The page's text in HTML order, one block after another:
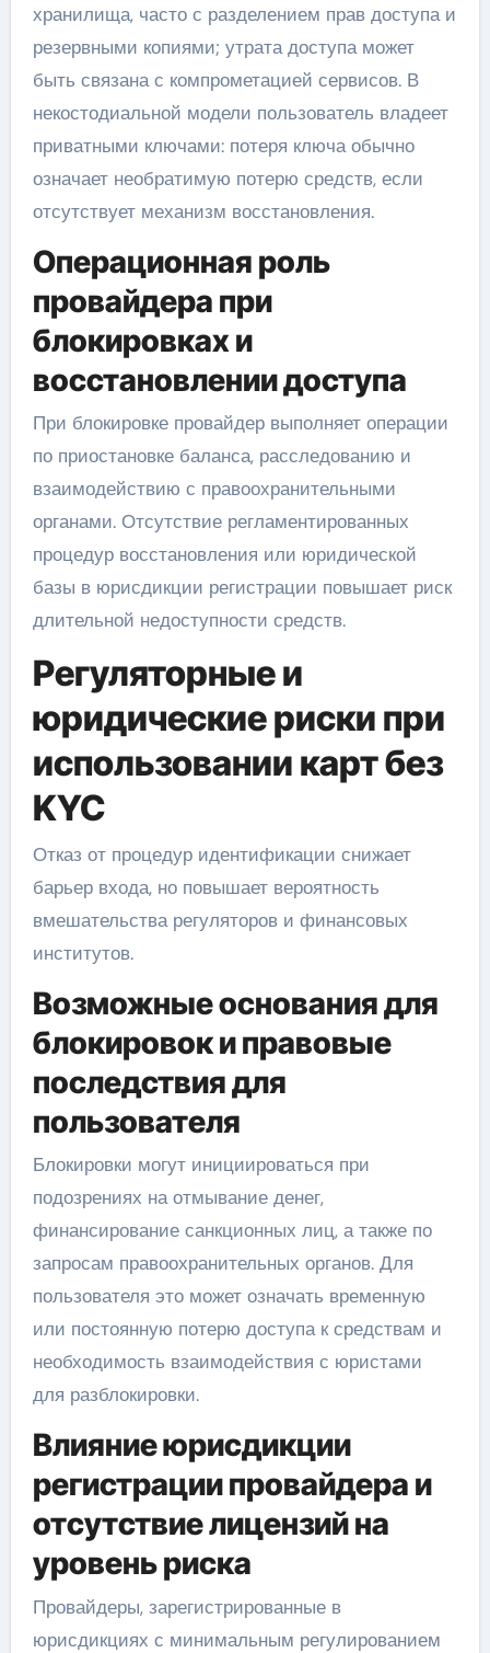
хранилища, часто с разделением прав доступа и
резервными копиями; утрата доступа может
быть связана с компрометацией сервисов. В
некостодиальной модели пользователь владеет
приватными ключами: потеря ключа обычно
означает необратимую потерю средств, если
отсутствует механизм восстановления.
Операционная роль
провайдера при
блокировках и
восстановлении доступа
При блокировке провайдер выполняет операции
по приостановке баланса, расследованию и
взаимодействию с правоохранительными
органами. Отсутствие регламентированных
процедур восстановления или юридической
базы в юрисдикции регистрации повышает риск
длительной недоступности средств.
Регуляторные и
юридические риски при
использовании карт без
KYC
Отказ от процедур идентификации снижает
барьер входа, но повышает вероятность
вмешательства регуляторов и финансовых
институтов.
Возможные основания для
блокировок и правовые
последствия для
пользователя
Блокировки могут инициироваться при
подозрениях на отмывание денег,
финансирование санкционных лиц, а также по
запросам правоохранительных органов. Для
пользователя это может означать временную
или постоянную потерю доступа к средствам и
необходимость взаимодействия с юристами
для разблокировки.
Влияние юрисдикции
регистрации провайдера и
отсутствие лицензий на
уровень риска
Провайдеры, зарегистрированные в
юрисдикциях с минимальным регулированием